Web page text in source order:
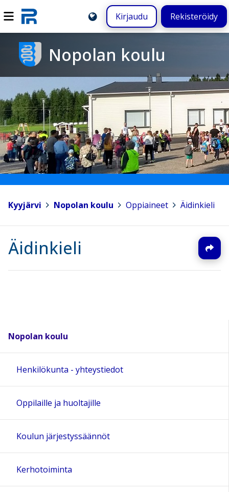
Kirjaudu Rekisteröidy
Nopolan koulu
Kyyjärvi Nopolan koulu Oppiaineet Äidinkieli
Äidinkieli
Nopolan koulu
Henkilökunta - yhteystiedot
Oppilaille ja huoltajille
Koulun järjestyssäännöt
Kerhotoiminta